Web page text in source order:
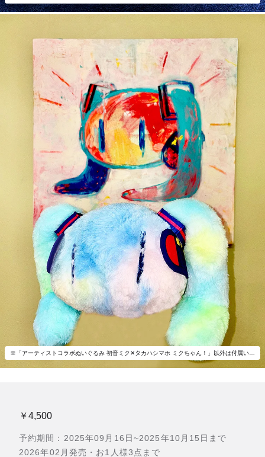
※「アーティストコラボぬいぐるみ 初音ミク✕タカハシマホ ミクちゃん！」以外は付属いたしません。
￥4,500
予約期間：2025年09月16日~2025年10月15日まで
2026年02月発売・お1人様3点まで